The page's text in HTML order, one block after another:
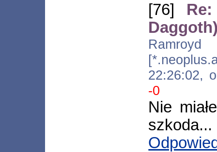
[76]
22:26:02,
-0
Nie
szkoda...